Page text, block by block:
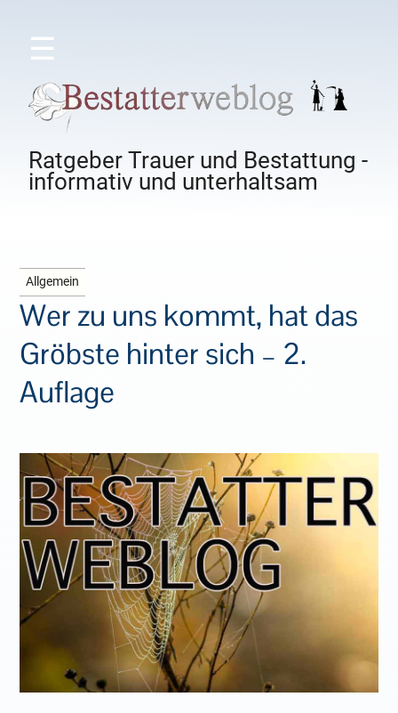
☰
Ratgeber Trauer und Bestattung -
informativ und unterhaltsam
Allgemein
Wer zu uns kommt, hat das
Gröbste hinter sich – 2.
Auflage